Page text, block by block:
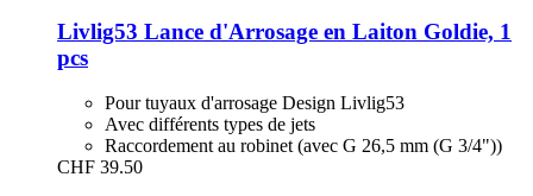
Livlig53 Lance d'Arrosage en Laiton Goldie, 1
pcs
Pour tuyaux d'arrosage Design Livlig53
Avec différents types de jets
Raccordement au robinet (avec G 26,5 mm (G 3/4"))
CHF 39.50